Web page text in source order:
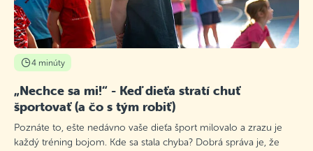
4 minúty
„Nechce sa mi!“ - Keď dieťa stratí chuť
športovať (a čo s tým robiť)
Poznáte to, ešte nedávno vaše dieťa šport milovalo a zrazu je
každý tréning bojom. Kde sa stala chyba? Dobrá správa je, že